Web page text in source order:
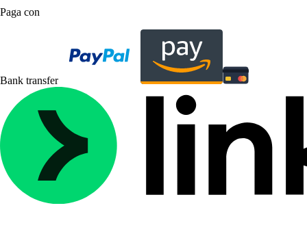
Paga con
Bank transfer